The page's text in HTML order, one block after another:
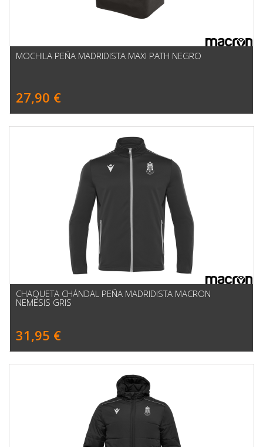
MOCHILA PEÑA MADRIDISTA MAXI PATH NEGRO
27,90 €
CHAQUETA CHÁNDAL PEÑA MADRIDISTA MACRON
NEMESIS GRIS
31,95 €